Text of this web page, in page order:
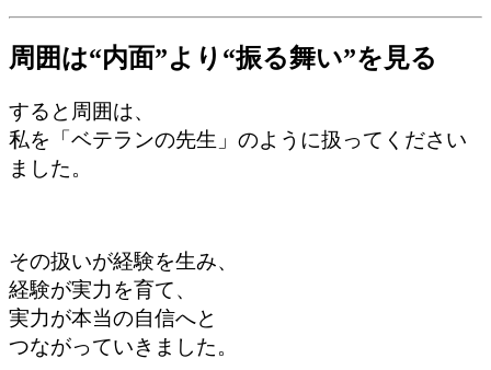
周囲は“内面”より“振る舞い”を見る
すると周囲は、
私を「ベテランの先生」のように扱ってください
ました。
その扱いが経験を生み、
経験が実力を育て、
実力が本当の自信へと
つながっていきました。